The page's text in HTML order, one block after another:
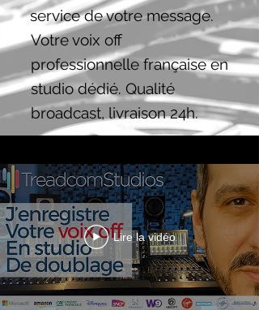
service de votre message.
Votre voix off
professionnelle française en
studio dédié. Qualité
broadcast, livraison 24h.
Lire la vidéo